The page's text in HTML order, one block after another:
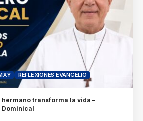
REFLEXIONES EVANGELIO
hermano transforma la vida –